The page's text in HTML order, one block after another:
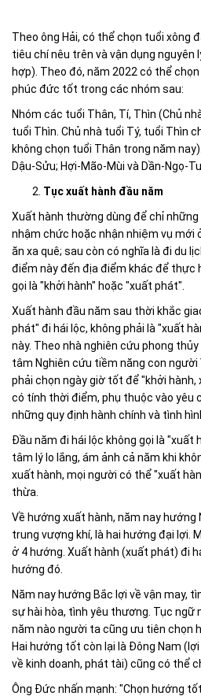
Theo ông Hải, có thể chọn tuổi xông
tiêu chí nêu trên và vận dụng
hợp). Theo đó, năm 2022 có thể
phúc đức tốt trong các nhóm sau:
Nhóm các tuổi Thân, Tí, Thìn (Chủ
tuổi Thìn. Chủ nhà tuổi Tý, tuổi Thìn
không chọn tuổi Thân trong năm
Dậu-Sửu; Hợi-Mão-Mùi và Dần-Ngọ-
Tục xuất hành đầu năm
Xuất hành thường dùng để chỉ
nhậm chức hoặc nhận nhiệm vụ mới
ăn xa quê; sau còn có nghĩa là đi du
điểm này đến địa điểm khác để thực
gọi là "khởi hành" hoặc "xuất phát".
Xuất hành đầu năm sau thời khắc
phát" đi hái lộc, không phải là "xuất
này. Theo nhà nghiên cứu phong
tâm Nghiên cứu tiềm năng con
phải chọn ngày giờ tốt để "khởi
có tính thời điểm, phụ thuộc vào yêu
những quy định hành chính và tình
Đầu năm đi hái lộc không gọi là "xuất
tâm lý lo lắng, ám ảnh cả năm khi
xuất hành, mọi người có thể "xuất
thừa.
Về hướng xuất hành, năm nay hướng
trung vượng khí, là hai hướng đại lợi.
ở 4 hướng. Xuất hành (xuất phát) đi
hướng đó.
Năm nay hướng Bắc lợi về vận may,
sự hài hòa, tình yêu thương. Tục ngữ
năm nào người ta cũng ưu tiên chọn
Hai hướng tốt còn lại là Đông Nam
về kinh doanh, phát tài) cũng có thể
Ông Đức nhấn mạnh: "Chọn hướng